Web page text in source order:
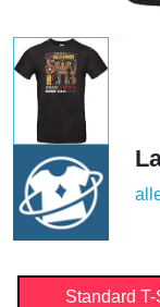
Standard T-